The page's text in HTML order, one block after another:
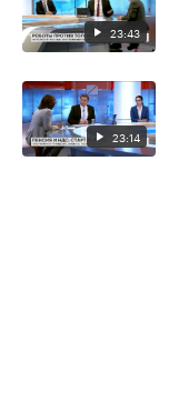
23:43
23:14